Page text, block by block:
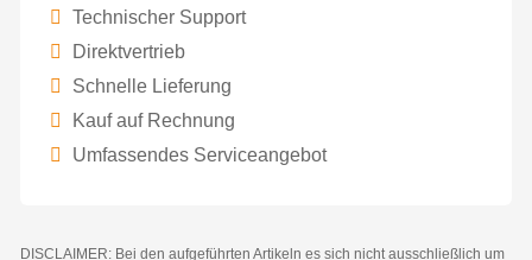
Technischer Support
Direktvertrieb
Schnelle Lieferung
Kauf auf Rechnung
Umfassendes Serviceangebot
DISCLAIMER: Bei den aufgeführten Artikeln es sich nicht ausschließlich um